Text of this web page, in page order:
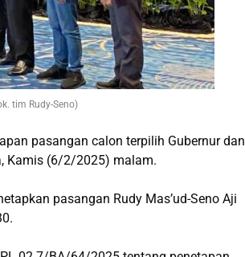
tim Rudy-Seno)
pasangan calon terpilih Gubernur dan
Kamis (6/2/2025) malam.
pasangan Rudy Mas’ud-Seno Aji